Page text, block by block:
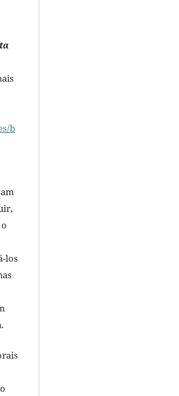
b
los